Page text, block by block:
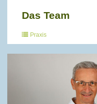
Das Team
Praxis